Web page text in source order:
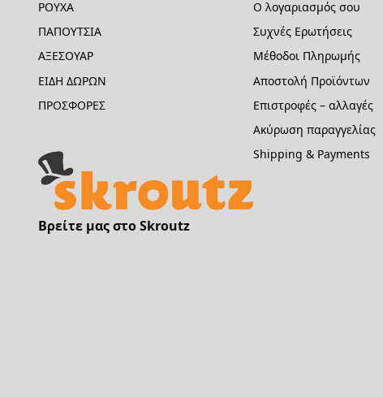
ΡΟΥΧΑ
ΠΑΠΟΥΤΣΙΑ
ΑΞΕΣΟΥΑΡ
ΕΙΔΗ ΔΩΡΩΝ
ΠΡΟΣΦΟΡΕΣ
Βρείτε μας στο Skroutz
Ο λογαριασμός σου
Συχνές Ερωτήσεις
Μέθοδοι Πληρωμής
Αποστολή Προϊόντων
Επιστροφές – αλλαγές
Ακύρωση παραγγελίας
Shipping & Payments